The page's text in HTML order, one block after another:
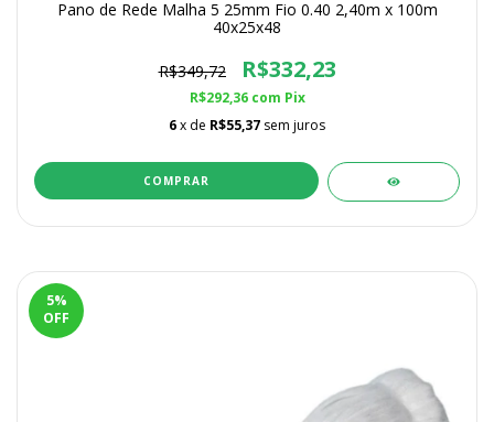
Pano de Rede Malha 5 25mm Fio 0.40 2,40m x 100m
40x25x48
R$349,72 R$332,23
R$292,36 com Pix
6x de R$55,37 sem juros
5%
OFF